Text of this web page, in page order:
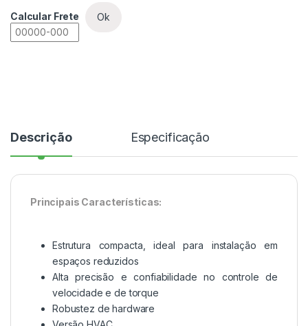
Calcular Frete Ok
Descrição Especificação
Principais Características:
Estrutura compacta, ideal para instalação em
espaços reduzidos
Alta precisão e confiabilidade no controle de
velocidade e de torque
Robustez de hardware